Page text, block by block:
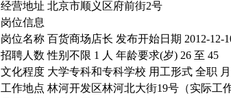
经营地址 北京市顺义区府前街2号
岗位信息
岗位名称 百货商场店长 发布开始日期 2012-12-
招聘人数 性别不限 1 人 年龄要求(岁) 26 至 45
文化程度 大学专科和专科学校 用工形式 全职
工作地点 林河开发区林河北大街19号（实际工